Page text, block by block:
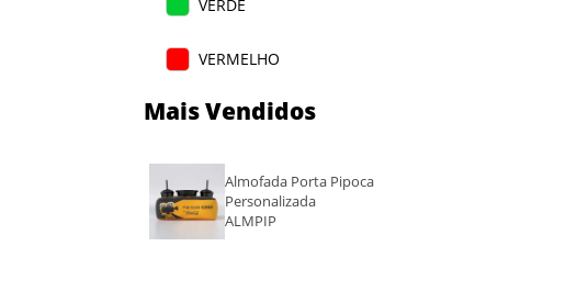
VERDE
VERMELHO
BRANCO
MARROM
CINZA E PRETO
Mais Vendidos
Almofada Porta Pipoca
Personalizada
ALMPIP